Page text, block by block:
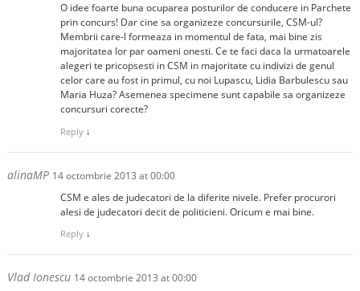
O idee foarte buna ocuparea posturilor de conducere in Parchete
prin concurs! Dar cine sa organizeze concursurile, CSM-ul?
Membrii care-l formeaza in momentul de fata, mai bine zis
majoritatea lor par oameni onesti. Ce te faci daca la urmatoarele
alegeri te pricopsesti in CSM in majoritate cu indivizi de genul
celor care au fost in primul, cu noi Lupascu, Lidia Barbulescu sau
Maria Huza? Asemenea specimene sunt capabile sa organizeze
concursuri corecte?
Reply ↓
alinaMP 14 octombrie 2013 at 00:00
CSM e ales de judecatori de la diferite nivele. Prefer procurori
alesi de judecatori decit de politicieni. Oricum e mai bine.
Reply ↓
Vlad Ionescu 14 octombrie 2013 at 00:00